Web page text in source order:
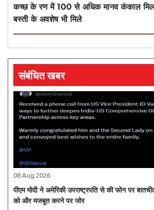
कच्छ के रण में 100 से अधिक मानव कंकाल मिलने
बस्ती के अवशेष भी मिले
संबंधित खबर
08 Aug 2026
पीएम मोदी ने अमेरिकी उपराष्ट्रपति से की फोन पर
को और मजबूत करने पर जोर